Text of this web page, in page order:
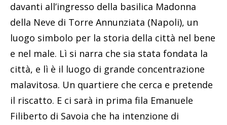
davanti all’ingresso della basilica Madonna
della Neve di Torre Annunziata (Napoli), un
luogo simbolo per la storia della città nel bene
e nel male. Lì si narra che sia stata fondata la
città, e lì è il luogo di grande concentrazione
malavitosa. Un quartiere che cerca e pretende
il riscatto. E ci sarà in prima fila Emanuele
Filiberto di Savoia che ha intenzione di